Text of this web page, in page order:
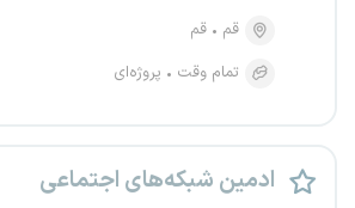
قم
قم
تمام وقت
پروژه‌ای
ادمین شبکه‌های اجتماعی